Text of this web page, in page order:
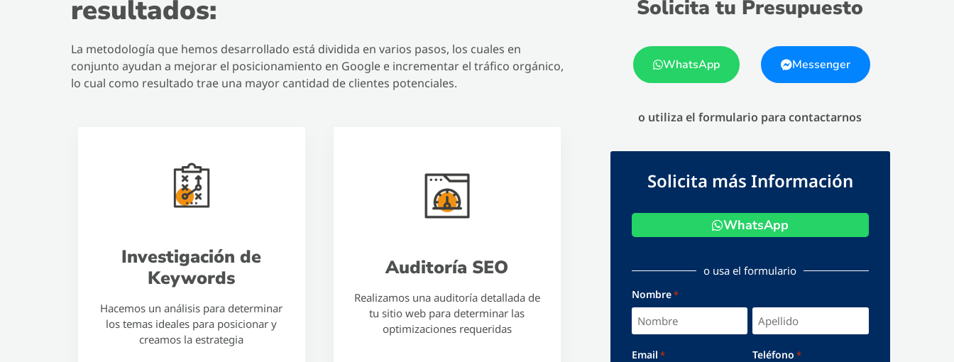
resultados:
La metodología que hemos desarrollado está dividida en varios pasos, los cuales en
conjunto ayudan a mejorar el posicionamiento en Google e incrementar el tráfico orgánico,
lo cual como resultado trae una mayor cantidad de clientes potenciales.
Investigación de
Keywords
Hacemos un análisis para determinar
los temas ideales para posicionar y
creamos la estrategia
Auditoría SEO
Realizamos una auditoría detallada de
tu sitio web para determinar las
optimizaciones requeridas
Solicita tu Presupuesto
WhatsApp Messenger
o utiliza el formulario para contactarnos
Solicita más Información
WhatsApp
o usa el formulario
Nombre*
Email * Teléfono *